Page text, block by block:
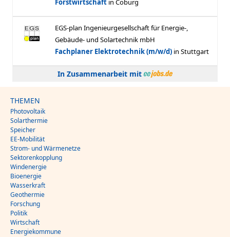
In Zusammenarbeit mit
THEMEN
Photovoltaik
Solarthermie
Speicher
EE-Mobilität
Strom- und Wärmenetze
Sektorenkopplung
Windenergie
Bioenergie
Wasserkraft
Geothermie
Forschung
Politik
Wirtschaft
Energiekommune